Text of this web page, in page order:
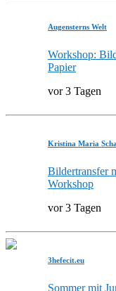
Augensterns Welt
Workshop:
Papier
vor 3 Tagen
Kristina Maria
Bildertransfer
Workshop
vor 3 Tagen
3hefecit.eu
Sommer mit